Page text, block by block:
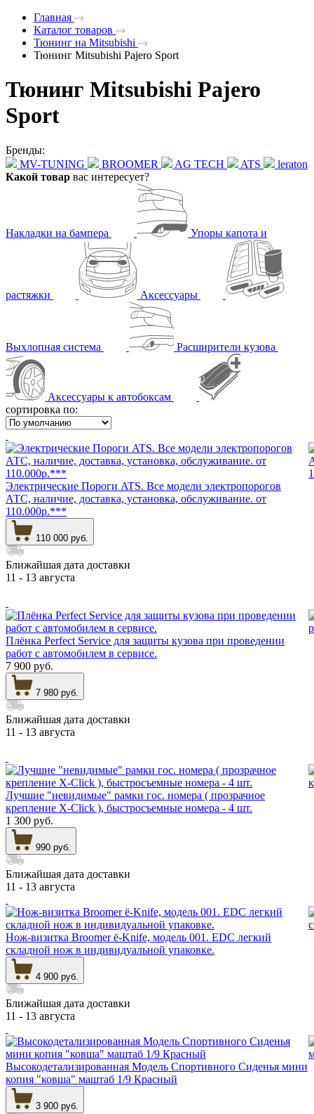
Главная
Каталог товаров
Тюнинг на Mitsubishi
Тюнинг Mitsubishi Pajero Sport
Тюнинг Mitsubishi Pajero
Sport
Бренды:
MV-TUNING
BROOMER AG TECH ATS
leraton
Какой товар вас интересует?
Накладки на бампера Упоры капота и
растяжки Аксессуары
Выхлопная система Расширители кузова
Аксессуары к автобоксам
сортировка по:
Электрические Пороги ATS. Все модели электропорогов
АТС, наличие, доставка, установка, обслуживание. от
110.000р.***
110 000 руб.
Ближайшая дата доставки
11 - 13 августа
Плёнка Perfect Service для защиты кузова при проведении
работ с автомобилем в сервисе.
7 900 руб.
7 980 руб.
Ближайшая дата доставки
11 - 13 августа
Лучшие "невидимые" рамки гос. номера ( прозрачное
крепление X-Click ), быстросъемные номера - 4 шт.
1 300 руб.
990 руб.
Ближайшая дата доставки
11 - 13 августа
Нож-визитка Broomer ё-Knife, модель 001. EDC легкий
складной нож в индивидуальной упаковке.
4 900 руб.
Ближайшая дата доставки
11 - 13 августа
Высокодетализированная Модель Спортивного Сиденья мини
копия "ковша" маштаб 1/9 Красный
3 900 руб.